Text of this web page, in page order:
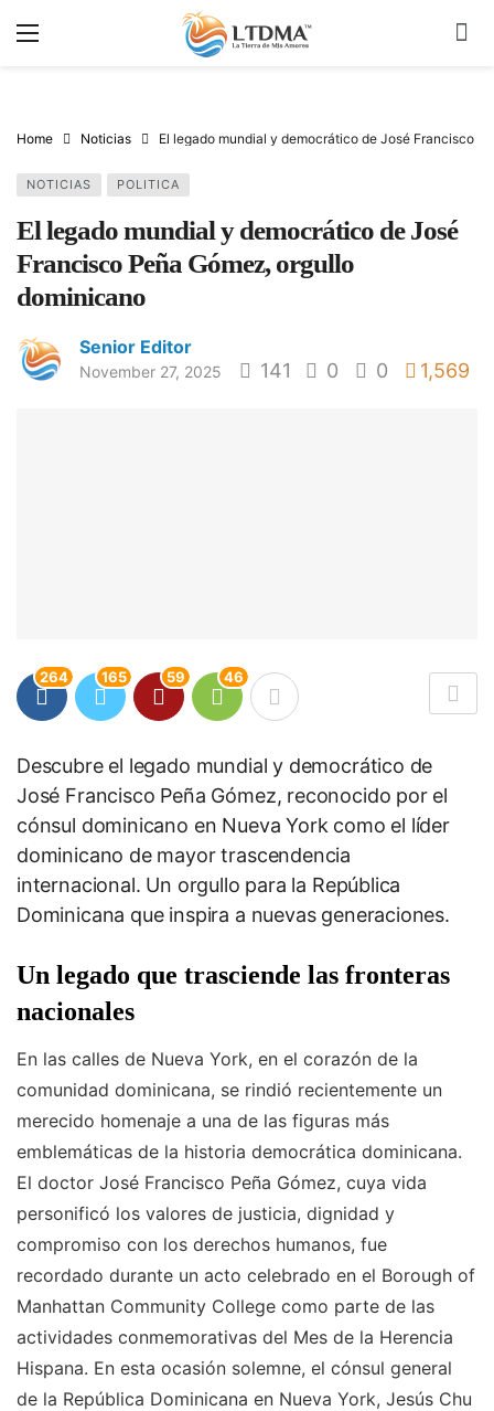
Home Noticias El legado mundial y democrático de José Francisco
NOTICIAS POLITICA
El legado mundial y democrático de José
Francisco Peña Gómez, orgullo
dominicano
Senior Editor
November 27, 2025 141 0 0 1,569
264 165 59 46
Descubre el legado mundial y democrático de
José Francisco Peña Gómez, reconocido por el
cónsul dominicano en Nueva York como el líder
dominicano de mayor trascendencia
internacional. Un orgullo para la República
Dominicana que inspira a nuevas generaciones.
Un legado que trasciende las fronteras
nacionales
En las calles de Nueva York, en el corazón de la
comunidad dominicana, se rindió recientemente un
merecido homenaje a una de las figuras más
emblemáticas de la historia democrática dominicana.
El doctor José Francisco Peña Gómez, cuya vida
personificó los valores de justicia, dignidad y
compromiso con los derechos humanos, fue
recordado durante un acto celebrado en el Borough of
Manhattan Community College como parte de las
actividades conmemorativas del Mes de la Herencia
Hispana. En esta ocasión solemne, el cónsul general
de la República Dominicana en Nueva York, Jesús Chu